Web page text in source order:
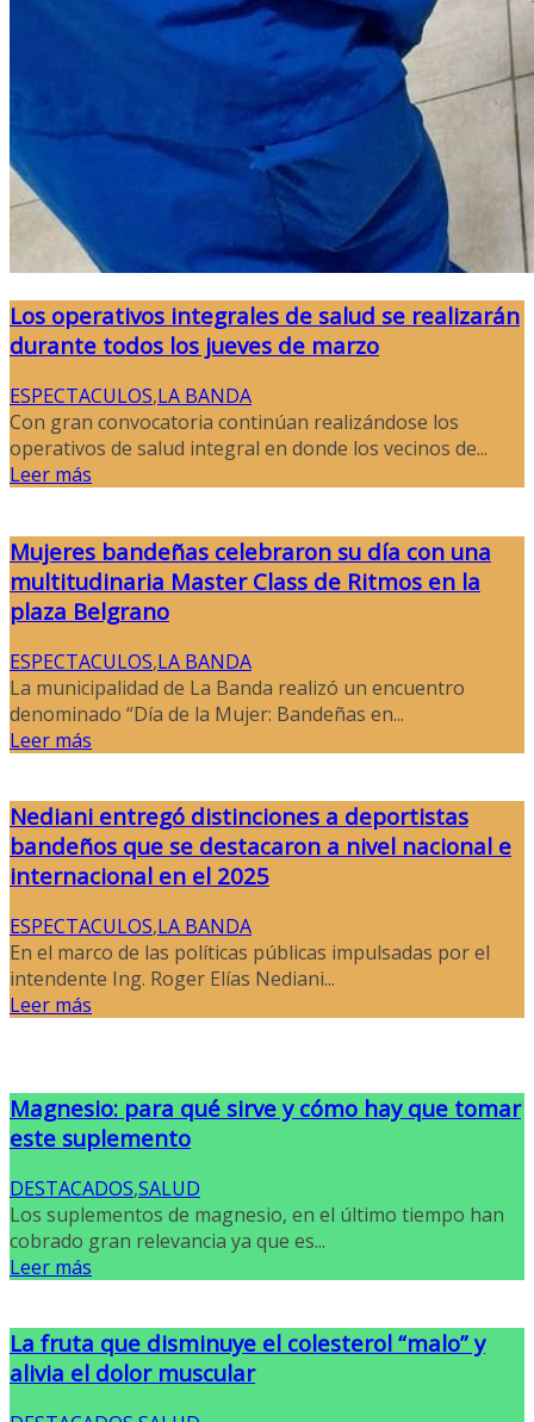
Los operativos integrales de salud se realizarán
durante todos los jueves de marzo
ESPECTACULOS,LA BANDA
Con gran convocatoria continúan realizándose los
operativos de salud integral en donde los vecinos de...
Leer más
Mujeres bandeñas celebraron su día con una
multitudinaria Master Class de Ritmos en la
plaza Belgrano
ESPECTACULOS,LA BANDA
La municipalidad de La Banda realizó un encuentro
denominado “Día de la Mujer: Bandeñas en...
Leer más
Nediani entregó distinciones a deportistas
bandeños que se destacaron a nivel nacional e
internacional en el 2025
ESPECTACULOS,LA BANDA
En el marco de las políticas públicas impulsadas por el
intendente Ing. Roger Elías Nediani...
Leer más
Magnesio: para qué sirve y cómo hay que tomar
este suplemento
DESTACADOS,SALUD
Los suplementos de magnesio, en el último tiempo han
cobrado gran relevancia ya que es...
Leer más
La fruta que disminuye el colesterol “malo” y
alivia el dolor muscular